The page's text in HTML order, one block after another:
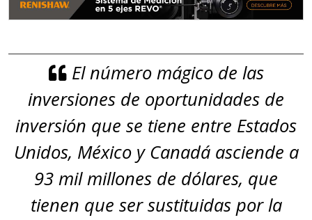
El número mágico de las
inversiones de oportunidades de
inversión que se tiene entre Estados
Unidos, México y Canadá asciende a
93 mil millones de dólares, que
tienen que ser sustituidas por la